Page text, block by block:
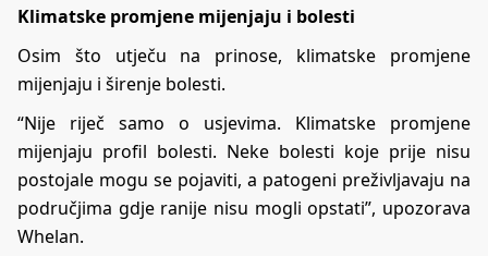
Klimatske promjene mijenjaju i bolesti
Osim što utječu na prinose, klimatske promjene
mijenjaju i širenje bolesti.
“Nije riječ samo o usjevima. Klimatske promjene
mijenjaju profil bolesti. Neke bolesti koje prije nisu
postojale mogu se pojaviti, a patogeni preživljavaju na
područjima gdje ranije nisu mogli opstati”, upozorava
Whelan.